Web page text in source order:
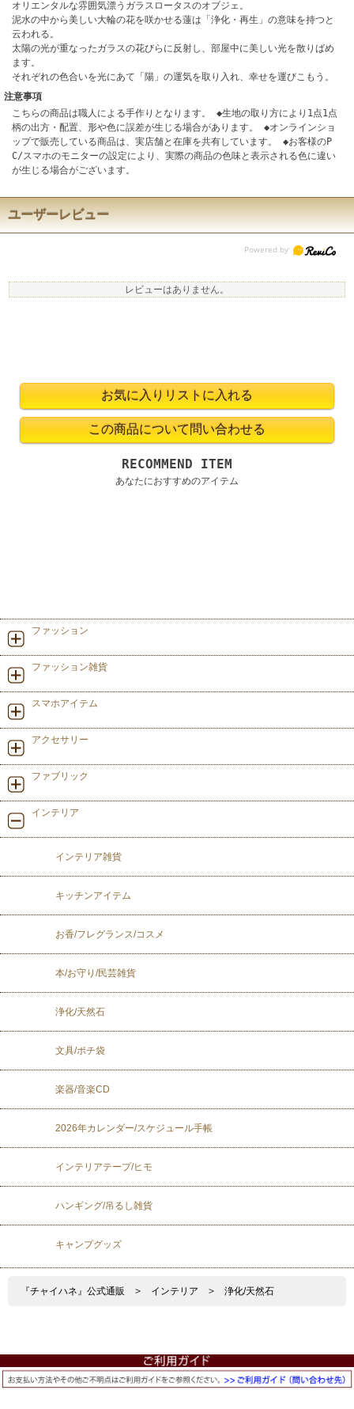
オリエンタルな雰囲気漂うガラスロータスのオブジェ。
泥水の中から美しい大輪の花を咲かせる蓮は「浄化・再生」の意味を持つと
云われる。
太陽の光が重なったガラスの花びらに反射し、部屋中に美しい光を散りばめ
ます。
それぞれの色合いを光にあて「陽」の運気を取り入れ、幸せを運びこもう。
注意事項
こちらの商品は職人による手作りとなります。 ◆生地の取り方により1点1点
柄の出方・配置、形や色に誤差が生じる場合があります。 ◆オンラインショ
ップで販売している商品は、実店舗と在庫を共有しています。 ◆お客様のP
C/スマホのモニターの設定により、実際の商品の色味と表示される色に違い
が生じる場合がございます。
ユーザーレビュー
レビューはありません。
RECOMMEND ITEM
あなたにおすすめのアイテム
ファッション
ファッション雑貨
スマホアイテム
アクセサリー
ファブリック
インテリア
インテリア雑貨
キッチンアイテム
お香/フレグランス/コスメ
本/お守り/民芸雑貨
浄化/天然石
文具/ポチ袋
楽器/音楽CD
2026年カレンダー/スケジュール手帳
インテリアテープ/ヒモ
ハンギング/吊るし雑貨
キャンプグッズ
『チャイハネ』公式通販 > インテリア > 浄化/天然石